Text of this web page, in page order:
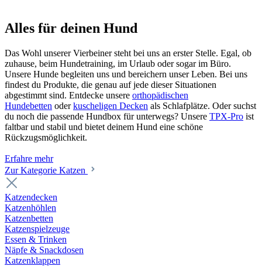
Alles für deinen Hund
Das Wohl unserer Vierbeiner steht bei uns an erster Stelle. Egal, ob
zuhause, beim Hundetraining, im Urlaub oder sogar im Büro.
Unsere Hunde begleiten uns und bereichern unser Leben. Bei uns
findest du Produkte, die genau auf jede dieser Situationen
abgestimmt sind. Entdecke unsere orthopädischen
Hundebetten oderkuscheligen Decken als Schlafplätze. Oder suchst
du noch die passende Hundbox für unterwegs? Unsere TPX-Pro ist
faltbar und stabil und bietet deinem Hund eine schöne
Rückzugsmöglichkeit.
Erfahre mehr
Zur Kategorie Katzen
Katzendecken
Katzenhöhlen
Katzenbetten
Katzenspielzeuge
Essen & Trinken
Näpfe & Snackdosen
Katzenklappen